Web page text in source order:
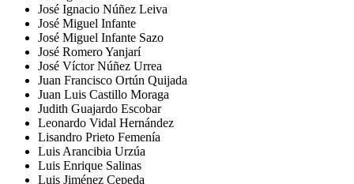
José Ignacio Núñez Leiva
José Miguel Infante
José Miguel Infante Sazo
José Romero Yanjarí
José Víctor Núñez Urrea
Juan Francisco Ortún Quijada
Juan Luis Castillo Moraga
Judith Guajardo Escobar
Leonardo Vidal Hernández
Lisandro Prieto Femenía
Luis Arancibia Urzúa
Luis Enrique Salinas
Luis Jiménez Cepeda